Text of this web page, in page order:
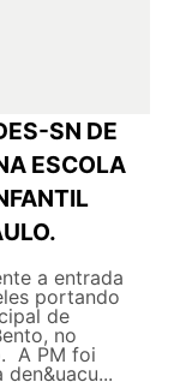
SN DE
ESCOLA
a entrada
portando
de
no
A PM foi